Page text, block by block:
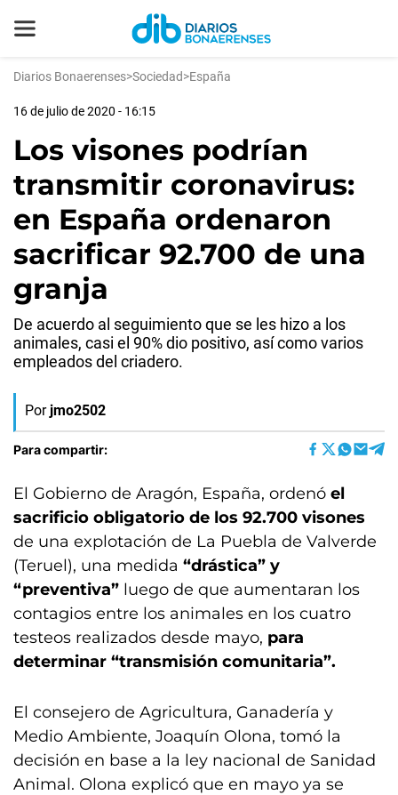
Diarios Bonaerenses>Sociedad>España
16 de julio de 2020 - 16:15
Los visones podrían
transmitir coronavirus:
en España ordenaron
sacrificar 92.700 de una
granja
De acuerdo al seguimiento que se les hizo a los
animales, casi el 90% dio positivo, así como varios
empleados del criadero.
Por jmo2502
Para compartir:
El Gobierno de Aragón, España, ordenó el
sacrificio obligatorio de los 92.700 visones
de una explotación de La Puebla de Valverde
(Teruel), una medida “drástica” y
“preventiva” luego de que aumentaran los
contagios entre los animales en los cuatro
testeos realizados desde mayo, para
determinar “transmisión comunitaria”.
El consejero de Agricultura, Ganadería y
Medio Ambiente, Joaquín Olona, tomó la
decisión en base a la ley nacional de Sanidad
Animal. Olona explicó que en mayo ya se